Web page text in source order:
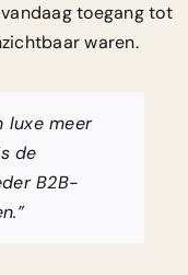
toegang tot
waren.
luxe meer
de
B2B-